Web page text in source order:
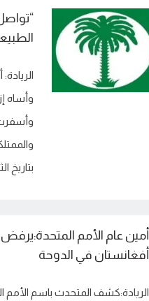
وأساه
بتاريخ الثلاثاء 2 سبتمبر 2025، الموافق
أمين عام الأمم
أفغانستان في الدوحة
الريادة:كشف المتحدث باسم الأمم